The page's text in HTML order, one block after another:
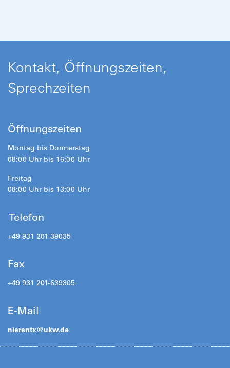
Kontakt, Öffnungszeiten,
Sprechzeiten
Öffnungszeiten
Montag bis Donnerstag
08:00 Uhr bis 16:00 Uhr
Freitag
08:00 Uhr bis 13:00 Uhr
Telefon
+49 931 201-39035
Fax
+49 931 201-639305
E-Mail
nierentx@ukw.de